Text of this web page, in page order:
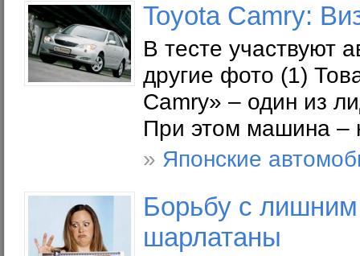
Toyota Camry:
В тесте участвуют
другие фото (1)
Camry» – один из
При этом машина –
» Японские
Борьбу с
шарлатаны